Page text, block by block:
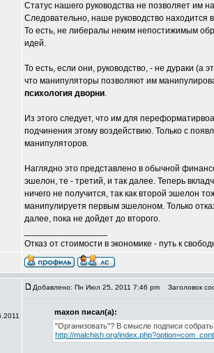
Статус нашего руководства не позволяет им
Следовательно, наше руководство находится
То есть, не либералы неким непостижимым
идей.
То есть, если они, руководство, - не дураки (а
что манипуляторы позволяют им
психология дворни.
Из этого следует, что им для
подчинения этому воздействию. Только с
манипуляторов.
Наглядно это представлено в обычной
эшелон, те - третий, и так далее. Теперь
ничего не получится, так как второй эшелон
манипулируетя первым эшелоном. Только
далее, пока не дойдет до второго.
Отказ от стоимости в экономике - путь к
Добавлено: Пн Июл 25, 2011 7:46 pm Заголовок
maxon писал(а):
"Организовать"? В смысле подписи
http://malchish.org/